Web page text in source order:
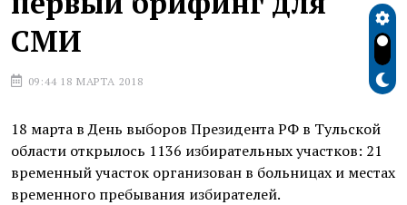
СМИ
09:44 18 МАРТА 2018
18 марта в День выборов Президента РФ в Тульской
области открылось 1136 избирательных участков: 21
временный участок организован в больницах и местах
временного пребывания избирателей.